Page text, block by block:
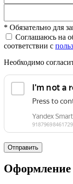
* Обязательно для
Соглашаюсь на
соответствии с
Необходимо
Отправить
Оформление